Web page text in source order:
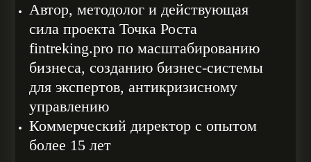
Автор, методолог и действующая
сила проекта Точка Роста
fintreking.pro по масштабированию
бизнеса, созданию бизнес-системы
для экспертов, антикризисному
управлению
Коммерческий директор с опытом
более 15 лет